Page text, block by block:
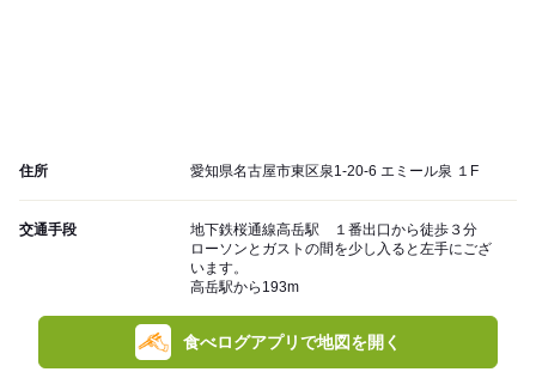
住所 愛知県名古屋市東区泉1-20-6 エミール泉 １F
交通手段
地下鉄桜通線高岳駅 １番出口から徒歩３分
ローソンとガストの間を少し入ると左手にござ
います。
高岳駅から193m
食べログアプリで地図を開く